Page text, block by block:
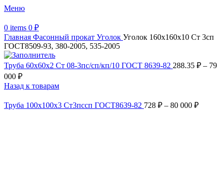
Меню
0 items 0 ₽
Главная Фасонный прокат Уголок Уголок 160х160х10 Ст 3сп
ГОСТ8509-93, 380-2005, 535-2005
Труба 60х60х2 Ст 08-3пс/сп/кп/10 ГОСТ 8639-82 288.35 ₽ – 79
000 ₽
Назад к товарам
Труба 100х100х3 Ст3пссп ГОСТ8639-82 728 ₽ – 80 000 ₽